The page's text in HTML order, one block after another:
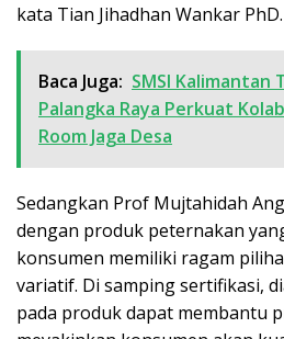
kata Tian Jihadhan Wankar PhD.
Baca Juga: SMSI Kalimantan
Palangka Raya Perkuat
Room Jaga Desa
Sedangkan Prof Mujtahidah
dengan produk peternakan
konsumen memiliki ragam
variatif. Di samping sertifikasi,
pada produk dapat membantu